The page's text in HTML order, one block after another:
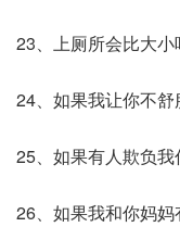
23、上厕所会比大小
24、如果我让你不舒
25、如果有人欺负我
26、如果我和你妈妈